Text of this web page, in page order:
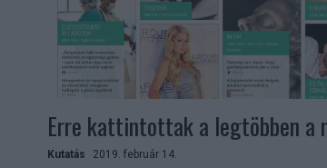
Erre kattintottak a legtöbben a
Kutatás 2019. február 14.